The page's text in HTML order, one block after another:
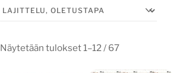
Näytetään tulokset 1–12 / 67